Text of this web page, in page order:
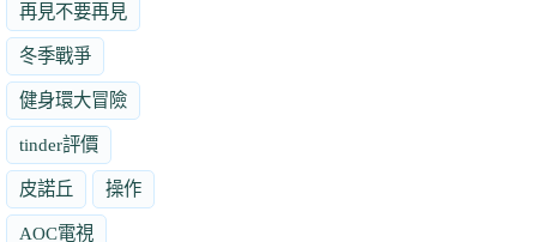
再見不要再見
冬季戰爭
健身環大冒險
tinder評價
皮諾丘 操作
AOC電視